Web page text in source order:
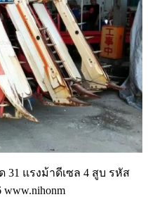
31 แรงม้าดีเซล 4 สูบ รหัส
www.nihonm